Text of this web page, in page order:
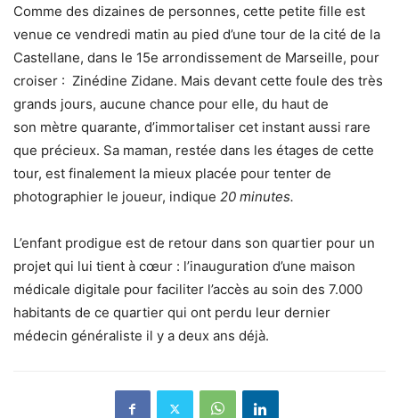
Comme des dizaines de personnes, cette petite fille est
venue ce vendredi matin au pied d’une tour de la cité de la
Castellane, dans le 15e arrondissement de Marseille, pour
croiser : Zinédine Zidane. Mais devant cette foule des très
grands jours, aucune chance pour elle, du haut de
son mètre quarante, d’immortaliser cet instant aussi rare
que précieux. Sa maman, restée dans les étages de cette
tour, est finalement la mieux placée pour tenter de
photographier le joueur, indique 20 minutes.
L’enfant prodigue est de retour dans son quartier pour un
projet qui lui tient à cœur : l’inauguration d’une maison
médicale digitale pour faciliter l’accès au soin des 7.000
habitants de ce quartier qui ont perdu leur dernier
médecin généraliste il y a deux ans déjà.